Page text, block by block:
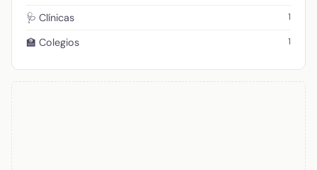
🩺 Clínicas 1
🏫 Colegios 1